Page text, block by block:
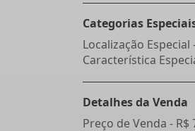
Categorias
Localização
Característica
Detalhes da Venda
Preço de Venda - R$